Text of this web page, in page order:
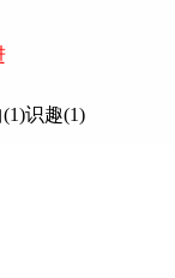
识趣(1)